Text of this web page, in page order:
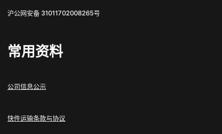
沪公网安备 31011702008265号
常用资料
公司信息公示
快件运输条款与协议